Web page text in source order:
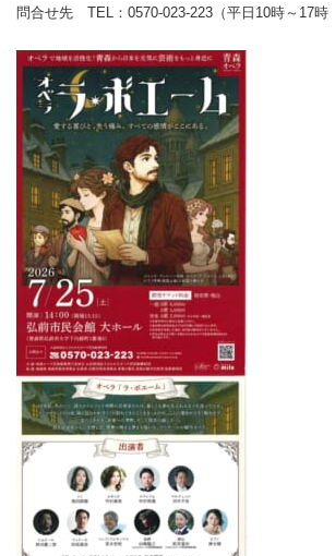
問合せ先 TEL：0570-023-223（平日10時～17時